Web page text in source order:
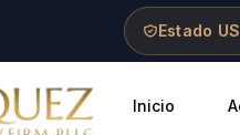
Estado
Inicio